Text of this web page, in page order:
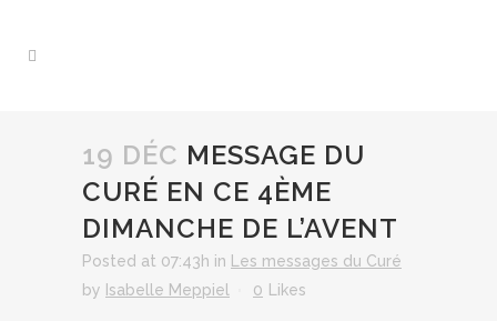
19 DÉC MESSAGE DU
CURÉ EN CE 4ÈME
DIMANCHE DE L’AVENT
Posted at 07:43h in
Les messages du Curé
by Isabelle Meppiel 0 Likes